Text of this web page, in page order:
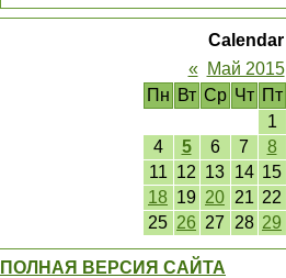
Calendar
«
Май 2015
Пн Вт Ср Чт Пт
1
4
5 6 7 8
11 12 13 14 15
18 19 20 21 22
25 26 27 28 29
ПОЛНАЯ ВЕРСИЯ САЙТА